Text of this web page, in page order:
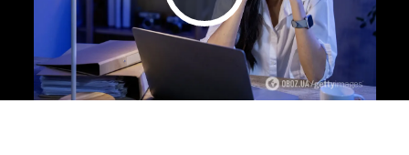
Play Video